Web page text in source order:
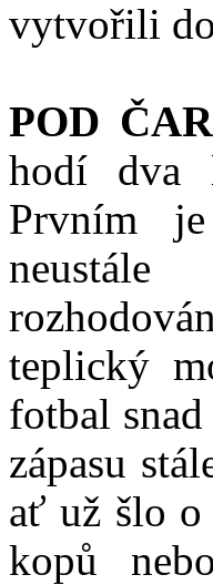
vytvořili
POD
hodí dva
Prvním
teplický
fotbal
zápasu
ať už šlo o
kopů